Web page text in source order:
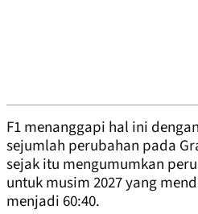
F1 menanggapi hal ini
sejumlah perubahan pada
sejak itu mengumumkan
untuk musim 2027 yang
menjadi 60:40.